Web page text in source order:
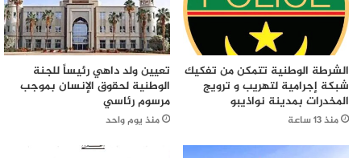
الشرطة الوطنية تتمكن من تفكيك
شبكة إجرامية لتهريب و ترويج
المخدرات بمدينة نواذيبو
منذ 13 ساعة
تعيين ولد داهي رئيساً للجنة
الوطنية لحقوق الإنسان بموجب
مرسوم رئاسي
منذ يوم واحد